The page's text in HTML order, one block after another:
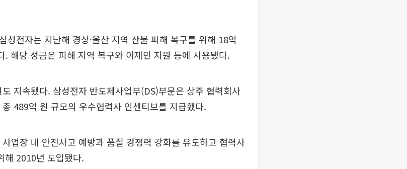
성전자는 지난해 경상·울산 지역 산불 피해 복구를 위해 18억
. 해당 성금은 피해 지역 복구와 이재민 지원 등에 사용됐다.
지속됐다. 삼성전자 반도체사업부(DS)부문은 상주 협력회사
489억 원 규모의 우수협력사 인센티브를 지급했다.
업장 내 안전사고 예방과 품질 경쟁력 강화를 유도하고 협력사
해 2010년 도입됐다.